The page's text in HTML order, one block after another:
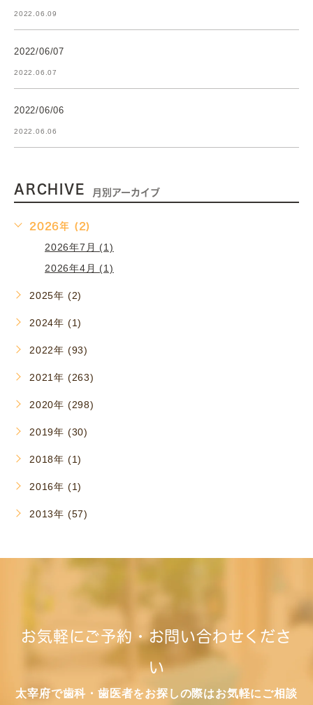
2022.06.09
2022/06/07
2022.06.07
2022/06/06
2022.06.06
ARCHIVE 月別アーカイブ
2026年 (2)
2026年7月 (1)
2026年4月 (1)
2025年 (2)
2024年 (1)
2022年 (93)
2021年 (263)
2020年 (298)
2019年 (30)
2018年 (1)
2016年 (1)
2013年 (57)
お気軽にご予約・お問い合わせくださ
い
太宰府で歯科・歯医者をお探しの際はお気軽にご相談